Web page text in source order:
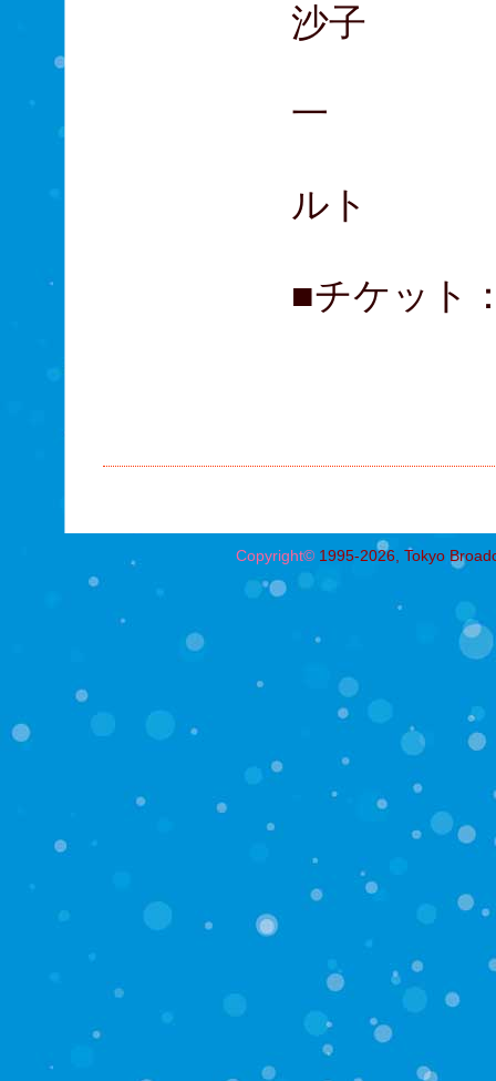
沙子
一
ルト
■チケット
Copyright©1995-2026, Tokyo